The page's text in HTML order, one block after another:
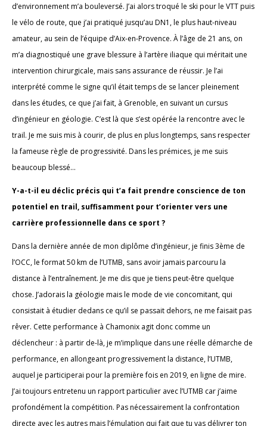
d’environnement m’a bouleversé. J’ai alors troqué le ski pour le VTT puis
le vélo de route, que j’ai pratiqué jusqu’au DN1, le plus haut-niveau
amateur, au sein de l’équipe d’Aix-en-Provence. À l’âge de 21 ans, on
m’a diagnostiqué une grave blessure à l’artère iliaque qui méritait une
intervention chirurgicale, mais sans assurance de réussir. Je l’ai
interprété comme le signe qu’il était temps de se lancer pleinement
dans les études, ce que j’ai fait, à Grenoble, en suivant un cursus
d’ingénieur en géologie. C’est là que s’est opérée la rencontre avec le
trail. Je me suis mis à courir, de plus en plus longtemps, sans respecter
la fameuse règle de progressivité. Dans les prémices, je me suis
beaucoup blessé...
Y-a-t-il eu déclic précis qui t’a fait prendre conscience de ton
potentiel en trail, suffisamment pour t’orienter vers une
carrière professionnelle dans ce sport ?
Dans la dernière année de mon diplôme d’ingénieur, je finis 3ème de
l’OCC, le format 50 km de l’UTMB, sans avoir jamais parcouru la
distance à l’entraînement. Je me dis que je tiens peut-être quelque
chose. J’adorais la géologie mais le mode de vie concomitant, qui
consistait à étudier dedans ce qu’il se passait dehors, ne me faisait pas
rêver. Cette performance à Chamonix agit donc comme un
déclencheur : à partir de-là, je m’implique dans une réelle démarche de
performance, en allongeant progressivement la distance, l’UTMB,
auquel je participerai pour la première fois en 2019, en ligne de mire.
J’ai toujours entretenu un rapport particulier avec l’UTMB car j’aime
profondément la compétition. Pas nécessairement la confrontation
directe avec les autres mais l’émulation qui fait que tu vas délivrer ton